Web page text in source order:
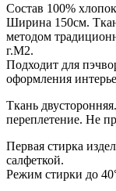
Состав 100%
Ширина 150см.
методом
г.М2.
Подходит для
оформления
Ткань
переплетение. Не
Первая стирка
салфеткой.
Режим стирки до